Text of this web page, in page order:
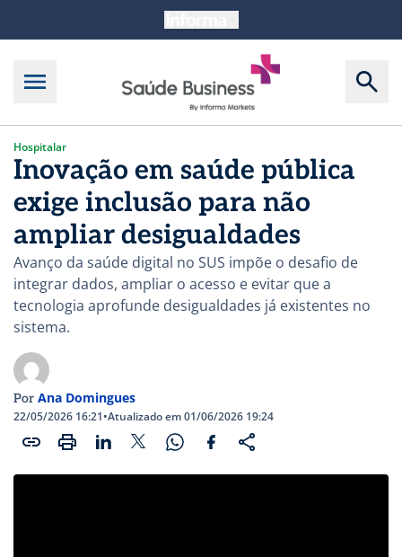
Hospitalar
Inovação em saúde pública
exige inclusão para não
ampliar desigualdades
Avanço da saúde digital no SUS impõe o desafio de
integrar dados, ampliar o acesso e evitar que a
tecnologia aprofunde desigualdades já existentes no
sistema.
Por Ana Domingues
22/05/2026 16:21•Atualizado em 01/06/2026 19:24